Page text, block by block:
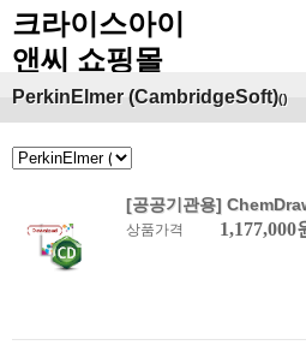
크라이스아이
앤씨 쇼핑몰
PerkinElmer (CambridgeSoft)()
[공공기관용]
상품가격 1,177,000